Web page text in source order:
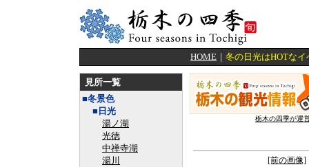
HOME ｜ 冬の日光はHOTな
見所一覧
■冬景色
■日光
湯ノ湖
光徳
中禅寺湖
湯川
栃木の四季が運
[前の画像]